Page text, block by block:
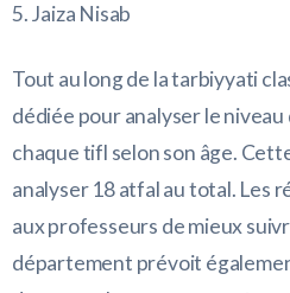
5. Jaiza Nisab
Tout au long de la tarbiyyati
dédiée pour analyser le niveau
chaque tifl selon son âge.
analyser 18 atfal au total. Les
aux professeurs de mieux
département prévoit